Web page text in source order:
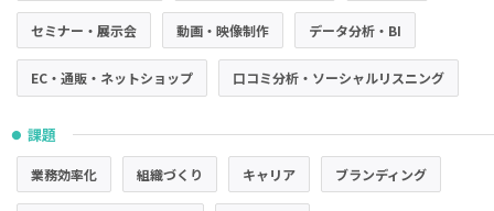
セミナー・展示会 動画・映像制作 データ分析・BI
EC・通販・ネットショップ 口コミ分析・ソーシャルリスニング
● 課題
業務効率化 組織づくり キャリア ブランディング